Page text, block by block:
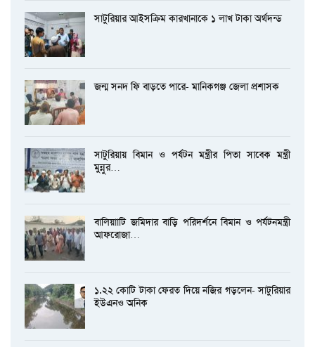
সাটুরিয়ার আইসক্রিম কারখানাকে ১ লাখ টাকা অর্থদন্ড
জন্ম সনদ ফি বাড়তে পারে- মানিকগঞ্জ জেলা প্রশাসক
সাটুরিয়ায় বিমান ও পর্যটন মন্ত্রীর পিতা সাবেক মন্ত্রী
মুন্নুর…
বালিয়াাটি জমিদার বাড়ি পরিদর্শনে বিমান ও পর্যটনমন্ত্রী
আফরোজা…
১.২২ কোটি টাকা ফেরত দিয়ে নজির গড়লেন- সাটুরিয়ার
ইউএনও অনিক